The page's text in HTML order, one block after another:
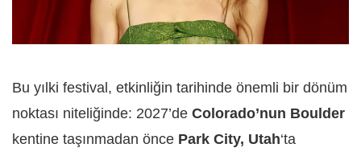
Bu yılki festival, etkinliğin tarihinde önemli bir dönüm
noktası niteliğinde: 2027’de Colorado’nun Boulder
kentine taşınmadan önce Park City, Utah‘ta